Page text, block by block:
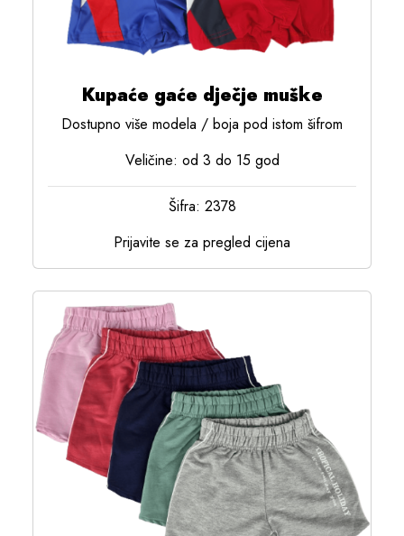
Kupaće gaće dječje muške
Dostupno više modela / boja pod istom šifrom
Veličine: od 3 do 15 god
Šifra: 2378
Prijavite se za pregled cijena